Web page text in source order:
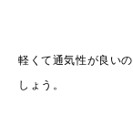
軽くて通気性が良い
しょう。